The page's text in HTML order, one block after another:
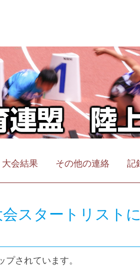
大会結果 その他の連絡 記
スタートリストに
されています。